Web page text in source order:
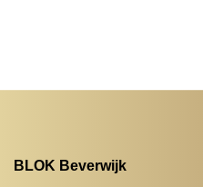
BLOK Beverwijk